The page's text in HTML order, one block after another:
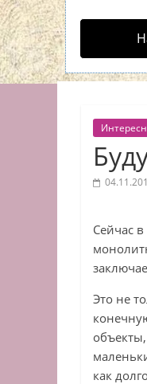
Сейчас
Это не
как